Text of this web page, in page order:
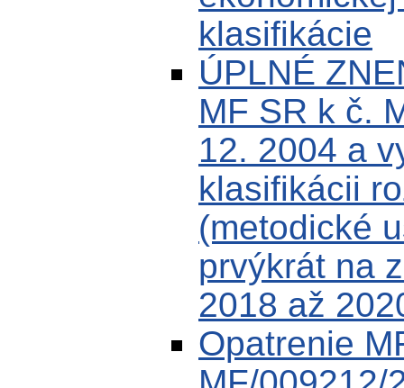
klasifikácie
ÚPLNÉ
MF SR k č.
12. 2004 a
klasifikácii
(metodické
prvýkrát na
2018 až
Opatrenie